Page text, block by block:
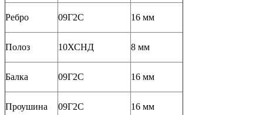
Ребро 09Г2С 16 мм
Полоз 10ХСНД 8 мм
Балка 09Г2С 16 мм
Проушина 09Г2С 16 мм